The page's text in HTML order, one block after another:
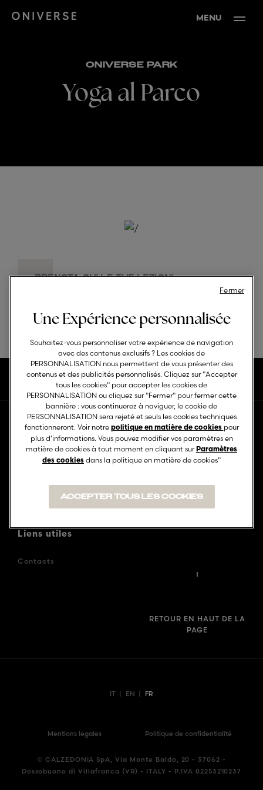
MENU
ONIVERSE PARK
Yoga al Parco
PRENOTA QUI LE TUE LEZIONI
Le Groupe
Qui nous-sommes ?
Travailler avec
nous
Fournisseurs
Liens utiles
Contacts
RETOUR EN HAUT DE LA
PAGE
IT EN FR
Mentions legales Politique de confidentialité
© CALZEDONIA SpA, Via Monte Baldo, 20 - 37062 -
Dossobuono di Villafranca (VR) - ITALY - P.IVA 02253210237
Une Expérience personnalisée
Souhaitez-vous personnaliser votre expérience de navigation
avec des contenus exclusifs ? Les cookies de
PERSONNALISATION nous permettent de vous présenter des
contenus et des publicités personnalisés. Cliquez sur "Accepter
tous les cookies" pour accepter les cookies de
PERSONNALISATION ou cliquez sur "Fermer" pour fermer cette
bannière : vous continuerez à naviguer, le cookie de
PERSONNALISATION sera rejeté et seuls les cookies techniques
fonctionneront. Voir notre politique en matière de cookies pour
plus d'informations. Vous pouvez modifier vos paramètres en
matière de cookies à tout moment en cliquant sur Paramètres
des cookies dans la politique en matière de cookies"
ACCEPTER TOUS LES COOKIES
Fermer